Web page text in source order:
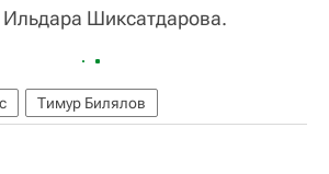
Шиксатдарова.
Тимур Билялов